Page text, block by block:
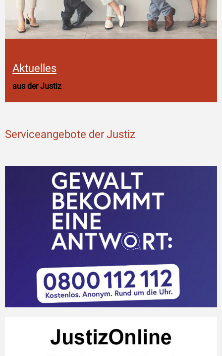
Aktuelles
aus der Justiz
Serviceangebote der Justiz